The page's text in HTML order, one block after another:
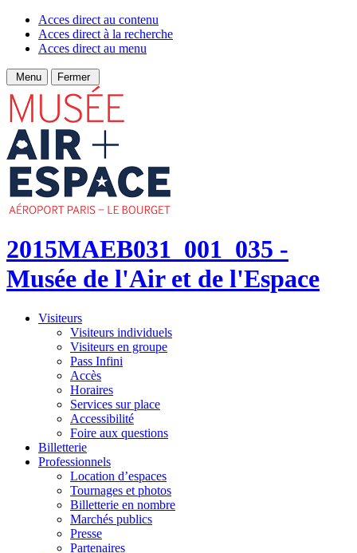
Acces direct au contenu
Acces direct à la recherche
Acces direct au menu
Menu Fermer
2015MAEB031_001_035 -
Musée de l'Air et de l'Espace
Visiteurs
Visiteurs individuels
Visiteurs en groupe
Pass Infini
Accès
Horaires
Services sur place
Accessibilité
Foire aux questions
Billetterie
Professionnels
Location d’espaces
Tournages et photos
Billetterie en nombre
Marchés publics
Presse
Partenaires